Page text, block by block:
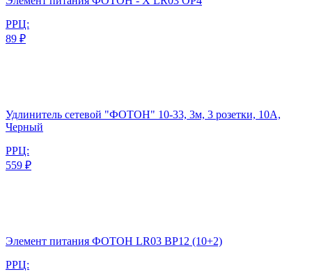
РРЦ:
89 ₽
Удлинитель сетевой "ФОТОН" 10-33, 3м, 3 розетки, 10А,
Черный
РРЦ:
559 ₽
Элемент питания ФОТОН LR03 BP12 (10+2)
РРЦ: